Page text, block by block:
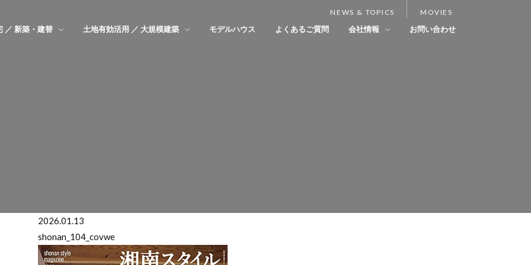
NEWS & TOPICS MOVIES
／ 新築・建替 土地有効活用 ／ 大規模建築 モデルハウス よくあるご質問 会社情報 お問い合わせ
2026.01.13
shonan_104_covwe